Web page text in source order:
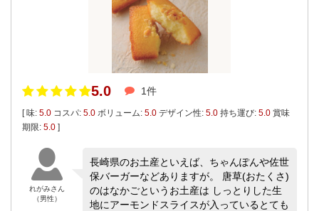
5.0 1件
[ 味: 5.0 コスパ: 5.0 ボリューム: 5.0 デザイン性: 5.0 持ち運び: 5.0 賞味
期限: 5.0 ]
れがみさん
（男性）
長崎県のお土産といえば、ちゃんぽんや佐世
保バーガーなどありますが。 唐草(おたくさ)
のはなかごというお土産は しっとりした生
地にアーモンドスライスが入っているとても